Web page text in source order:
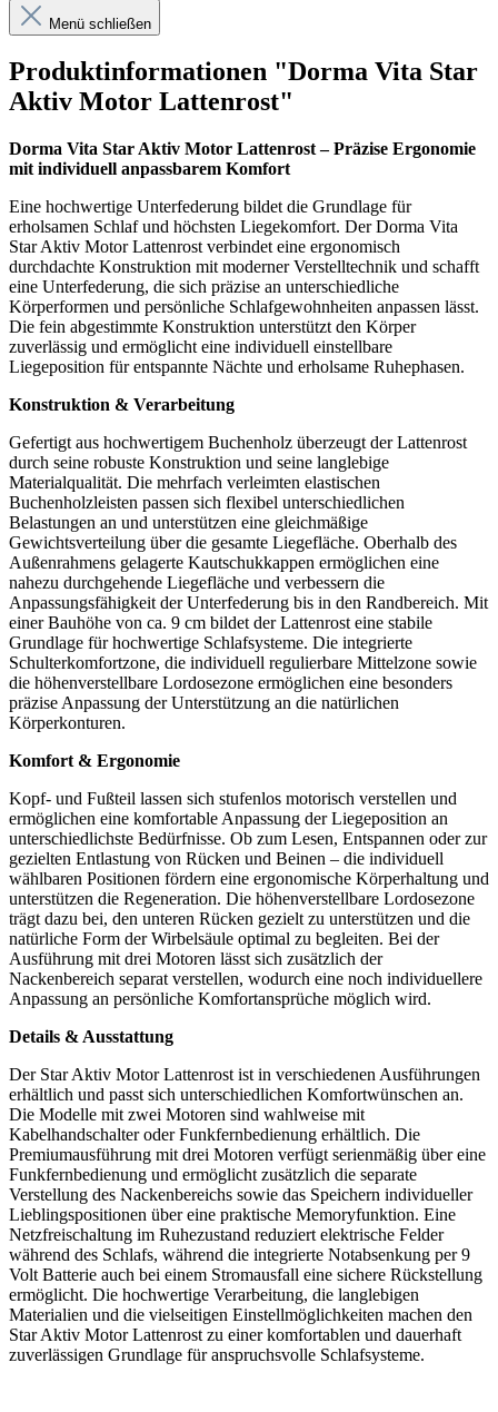
Menü schließen
Produktinformationen "Dorma Vita Star
Aktiv Motor Lattenrost"
Dorma Vita Star Aktiv Motor Lattenrost – Präzise Ergonomie
mit individuell anpassbarem Komfort
Eine hochwertige Unterfederung bildet die Grundlage für
erholsamen Schlaf und höchsten Liegekomfort. Der Dorma Vita
Star Aktiv Motor Lattenrost verbindet eine ergonomisch
durchdachte Konstruktion mit moderner Verstelltechnik und schafft
eine Unterfederung, die sich präzise an unterschiedliche
Körperformen und persönliche Schlafgewohnheiten anpassen lässt.
Die fein abgestimmte Konstruktion unterstützt den Körper
zuverlässig und ermöglicht eine individuell einstellbare
Liegeposition für entspannte Nächte und erholsame Ruhephasen.
Konstruktion & Verarbeitung
Gefertigt aus hochwertigem Buchenholz überzeugt der Lattenrost
durch seine robuste Konstruktion und seine langlebige
Materialqualität. Die mehrfach verleimten elastischen
Buchenholzleisten passen sich flexibel unterschiedlichen
Belastungen an und unterstützen eine gleichmäßige
Gewichtsverteilung über die gesamte Liegefläche. Oberhalb des
Außenrahmens gelagerte Kautschukkappen ermöglichen eine
nahezu durchgehende Liegefläche und verbessern die
Anpassungsfähigkeit der Unterfederung bis in den Randbereich. Mit
einer Bauhöhe von ca. 9 cm bildet der Lattenrost eine stabile
Grundlage für hochwertige Schlafsysteme. Die integrierte
Schulterkomfortzone, die individuell regulierbare Mittelzone sowie
die höhenverstellbare Lordosezone ermöglichen eine besonders
präzise Anpassung der Unterstützung an die natürlichen
Körperkonturen.
Komfort & Ergonomie
Kopf- und Fußteil lassen sich stufenlos motorisch verstellen und
ermöglichen eine komfortable Anpassung der Liegeposition an
unterschiedlichste Bedürfnisse. Ob zum Lesen, Entspannen oder zur
gezielten Entlastung von Rücken und Beinen – die individuell
wählbaren Positionen fördern eine ergonomische Körperhaltung und
unterstützen die Regeneration. Die höhenverstellbare Lordosezone
trägt dazu bei, den unteren Rücken gezielt zu unterstützen und die
natürliche Form der Wirbelsäule optimal zu begleiten. Bei der
Ausführung mit drei Motoren lässt sich zusätzlich der
Nackenbereich separat verstellen, wodurch eine noch individuellere
Anpassung an persönliche Komfortansprüche möglich wird.
Details & Ausstattung
Der Star Aktiv Motor Lattenrost ist in verschiedenen Ausführungen
erhältlich und passt sich unterschiedlichen Komfortwünschen an.
Die Modelle mit zwei Motoren sind wahlweise mit
Kabelhandschalter oder Funkfernbedienung erhältlich. Die
Premiumausführung mit drei Motoren verfügt serienmäßig über eine
Funkfernbedienung und ermöglicht zusätzlich die separate
Verstellung des Nackenbereichs sowie das Speichern individueller
Lieblingspositionen über eine praktische Memoryfunktion. Eine
Netzfreischaltung im Ruhezustand reduziert elektrische Felder
während des Schlafs, während die integrierte Notabsenkung per 9
Volt Batterie auch bei einem Stromausfall eine sichere Rückstellung
ermöglicht. Die hochwertige Verarbeitung, die langlebigen
Materialien und die vielseitigen Einstellmöglichkeiten machen den
Star Aktiv Motor Lattenrost zu einer komfortablen und dauerhaft
zuverlässigen Grundlage für anspruchsvolle Schlafsysteme.